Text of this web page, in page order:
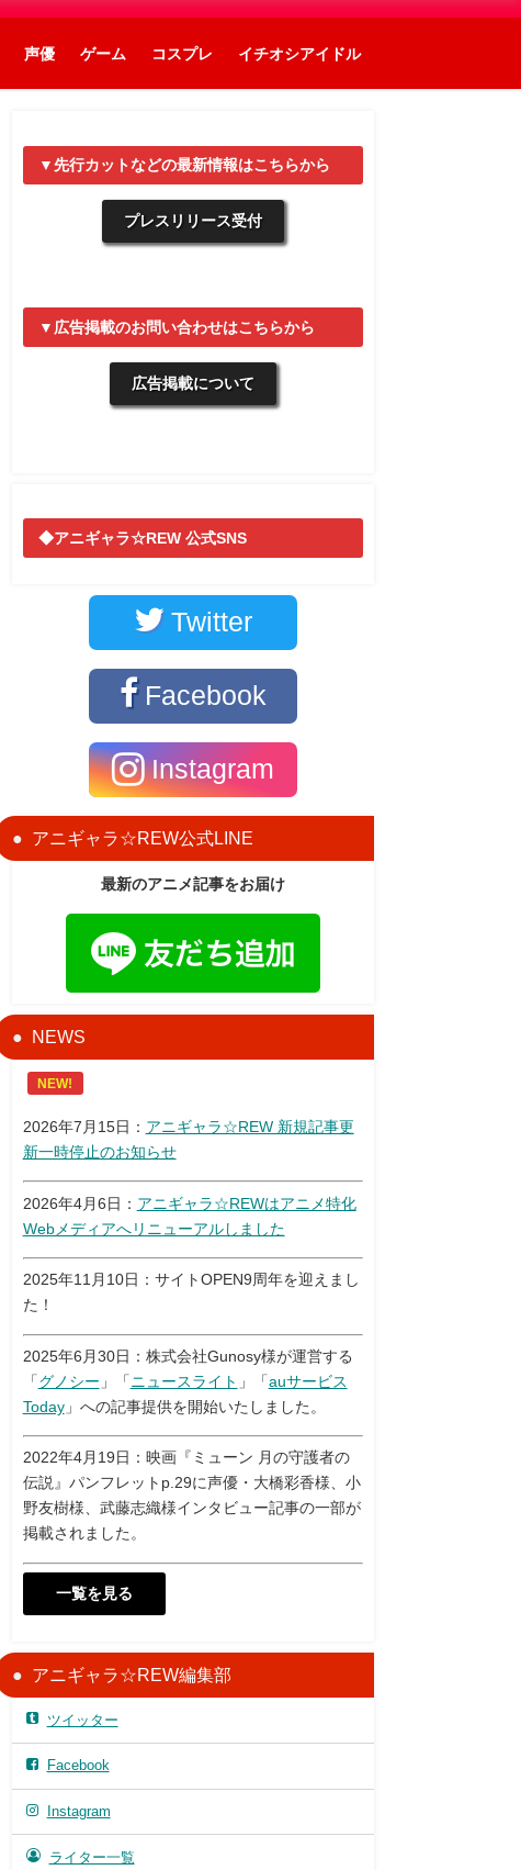
声優 ゲーム コスプレ イチオシアイドル
▼先行カットなどの最新情報はこちらから
プレスリリース受付
▼広告掲載のお問い合わせはこちらから
広告掲載について
◆アニギャラ☆REW 公式SNS
Twitter
Facebook
Instagram
アニギャラ☆REW公式LINE
最新のアニメ記事をお届け
NEWS
NEW!
2026年7月15日： アニギャラ☆REW 新規記事更
新一時停止のお知らせ
2026年4月6日： アニギャラ☆REWはアニメ特化
Webメディアへリニューアルしました
2025年11月10日：サイトOPEN9周年を迎えまし
た！
2025年6月30日：株式会社Gunosy様が運営する
「 グノシー 」「 ニュースライト 」「auサービス
Today」への記事提供を開始いたしました。
2022年4月19日：映画『ミューン 月の守護者の
伝説』パンフレットp.29に声優・大橋彩香様、小
野友樹様、武藤志織様インタビュー記事の一部が
掲載されました。
一覧を見る
アニギャラ☆REW編集部
ツイッター
Facebook
Instagram
ライター一覧